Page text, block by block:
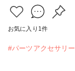
お気に入り 1 件
#パーツアクセサリー